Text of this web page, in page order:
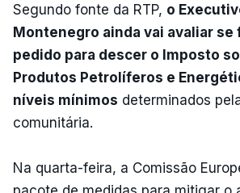
Segundo fonte da RTP, o
Montenegro ainda vai avaliar se
pedido para descer o Imposto
Produtos Petrolíferos e
níveis mínimos determinados
comunitária.
Na quarta-feira, a Comissão